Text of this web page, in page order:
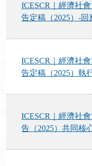
ICESCR｜經濟社
告定稿（2025）-回
ICESCR｜經濟社
告定稿（2025）執
ICESCR｜經濟社
告（2025）共同核